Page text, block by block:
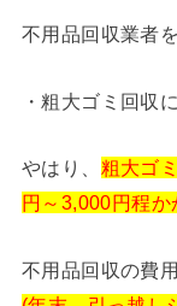
不用品回収業者
・粗大ゴミ回収
やはり、 粗大ゴ
円～3,000円程か
不用品回収の費